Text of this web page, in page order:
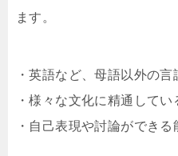
ます。
・英語など、母語以外の言
・様々な文化に精通してい
・自己表現や討論ができ